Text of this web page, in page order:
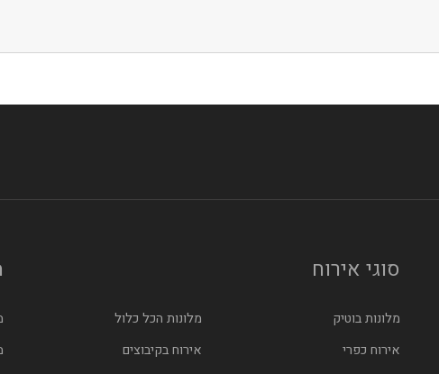
סוגי אירוח
מלונות בוטיק
מלונות הכל כלול
אירוח כפרי
אירוח בקיבוצים